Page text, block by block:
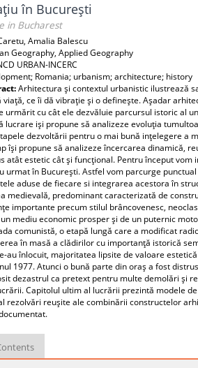
în Bucureşti
in Bucharest
Amalia Balescu
Geography, Applied Geography
URBAN-INCERC
Romania; urbanism; architecture; history
Arhitectura şi contextul urbanistic ilustrează
viaţă, ce îi dă vibraţie şi o defineşte. Aşadar
urmărit cu cât ele dezvăluie parcursul istoric al
lucrare işi propune să analizeze evoluţia
dezvoltării pentru o mai bună inţelegere a
îşi propune să analizeze încercarea dinamică,
atât estetic cât şi funcţional. Pentru început
urmat în Bucureşti. Astfel vom parcurge
aduse de fiecare si integrarea acestora în
medievală, predominant caracterizată de
importante precum stilul brâncovenesc,
mediu economic prosper şi de un puternic
comunistă, o etapă lungă care a modificat
în masă a clădirilor cu importanţă istorică
au înlocuit, majoritatea lipsite de valoare
1977. Atunci o bună parte din oraş a fost
dezastrul ca pretext pentru multe demolări şi
Capitolul ultim al lucrării prezintă modele
rezolvări reuşite ale combinării constructelor